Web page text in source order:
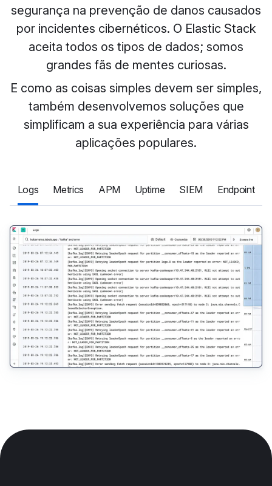
segurança na prevenção de danos causados
por incidentes cibernéticos. O Elastic Stack
aceita todos os tipos de dados; somos
grandes fãs de mentes curiosas.
E como as coisas simples devem ser simples,
também desenvolvemos soluções que
simplificam a sua experiência para várias
aplicações populares.
Logs Metrics APM Uptime SIEM Endpoint